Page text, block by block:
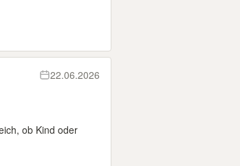
22.06.2026
ob Kind oder